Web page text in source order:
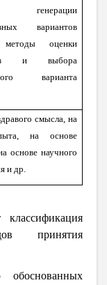
генерации
вариантов
оценки
и выбора
варианта
смысла, на
на основе
основе научного
и др.
классификация
принятия
обоснованных